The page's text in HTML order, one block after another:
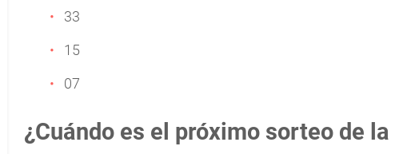
33
15
07
¿Cuándo es el próximo sorteo de